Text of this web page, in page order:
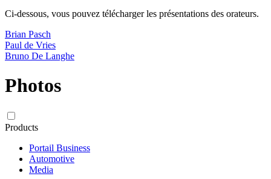
Ci-dessous, vous pouvez télécharger les présentations des orateurs.
Brian Pasch
Paul de Vries
Bruno De Langhe
Photos
Products
Portail Business
Automotive
Media